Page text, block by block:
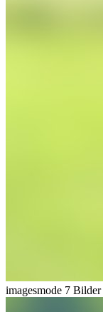
imagesmode 7 Bilder